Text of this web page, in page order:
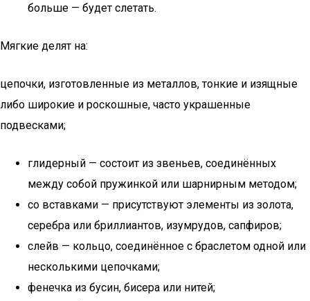
больше — будет слетать.
Мягкие делят на:
цепочки, изготовленные из металлов, тонкие и изящные
либо широкие и роскошные, часто украшенные
подвесками;
глидерный — состоит из звеньев, соединённых
между собой пружинкой или шарнирным методом;
со вставками — присутствуют элементы из золота,
серебра или бриллиантов, изумрудов, сапфиров;
слейв — кольцо, соединённое с браслетом одной или
несколькими цепочками;
фенечка из бусин, бисера или нитей;